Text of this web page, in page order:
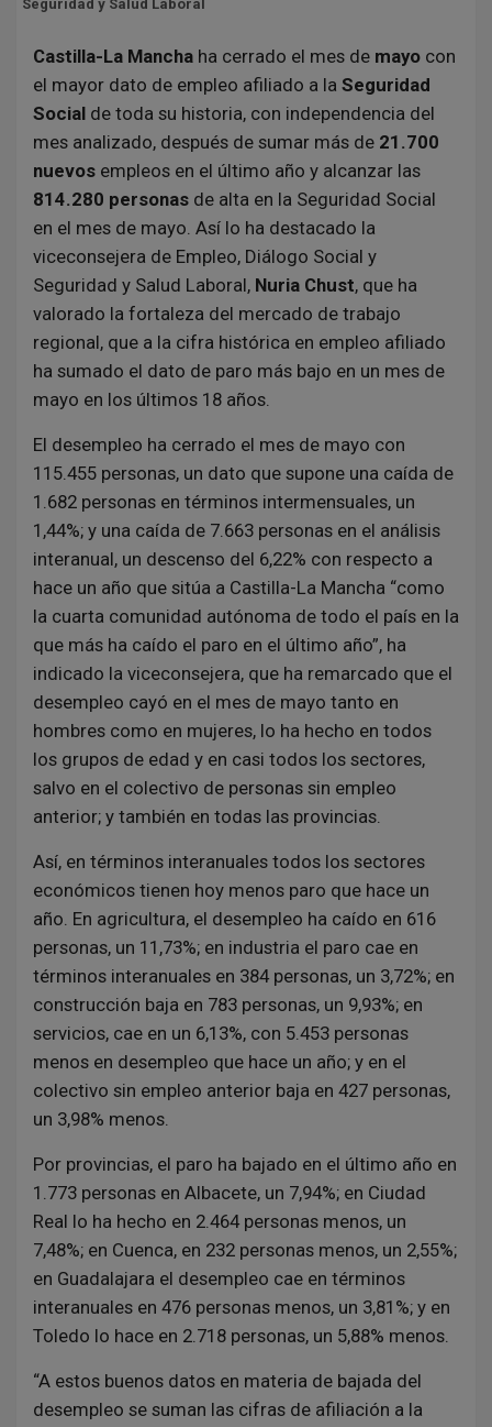
Seguridad y Salud Laboral
Castilla-La Mancha ha cerrado el mes de mayo con
el mayor dato de empleo afiliado a la Seguridad
Social de toda su historia, con independencia del
mes analizado, después de sumar más de 21.700
nuevos empleos en el último año y alcanzar las
814.280 personas de alta en la Seguridad Social
en el mes de mayo. Así lo ha destacado la
viceconsejera de Empleo, Diálogo Social y
Seguridad y Salud Laboral, Nuria Chust, que ha
valorado la fortaleza del mercado de trabajo
regional, que a la cifra histórica en empleo afiliado
ha sumado el dato de paro más bajo en un mes de
mayo en los últimos 18 años.
El desempleo ha cerrado el mes de mayo con
115.455 personas, un dato que supone una caída de
1.682 personas en términos intermensuales, un
1,44%; y una caída de 7.663 personas en el análisis
interanual, un descenso del 6,22% con respecto a
hace un año que sitúa a Castilla-La Mancha “como
la cuarta comunidad autónoma de todo el país en la
que más ha caído el paro en el último año”, ha
indicado la viceconsejera, que ha remarcado que el
desempleo cayó en el mes de mayo tanto en
hombres como en mujeres, lo ha hecho en todos
los grupos de edad y en casi todos los sectores,
salvo en el colectivo de personas sin empleo
anterior; y también en todas las provincias.
Así, en términos interanuales todos los sectores
económicos tienen hoy menos paro que hace un
año. En agricultura, el desempleo ha caído en 616
personas, un 11,73%; en industria el paro cae en
términos interanuales en 384 personas, un 3,72%; en
construcción baja en 783 personas, un 9,93%; en
servicios, cae en un 6,13%, con 5.453 personas
menos en desempleo que hace un año; y en el
colectivo sin empleo anterior baja en 427 personas,
un 3,98% menos.
Por provincias, el paro ha bajado en el último año en
1.773 personas en Albacete, un 7,94%; en Ciudad
Real lo ha hecho en 2.464 personas menos, un
7,48%; en Cuenca, en 232 personas menos, un 2,55%;
en Guadalajara el desempleo cae en términos
interanuales en 476 personas menos, un 3,81%; y en
Toledo lo hace en 2.718 personas, un 5,88% menos.
“A estos buenos datos en materia de bajada del
desempleo se suman las cifras de afiliación a la